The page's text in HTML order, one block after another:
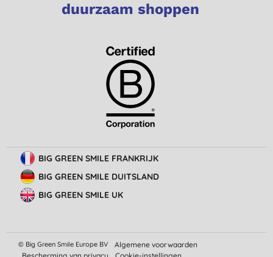
duurzaam shoppen
BIG GREEN SMILE FRANKRIJK
BIG GREEN SMILE DUITSLAND
BIG GREEN SMILE UK
© Big Green Smile Europe BV
Algemene voorwaarden
Bescherming van privacy
Cookie-instellingen